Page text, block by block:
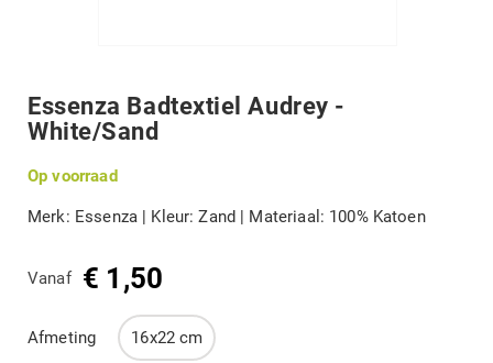
B-KEUZE
MERKEN
Mijn account
begin
van
afbeeldingengalerij
Essenza Badtextiel Audrey -
White/Sand
Op voorraad
Merk: Essenza | Kleur: Zand | Materiaal: 100% Katoen
Vanaf € 1,50
Afmeting 16x22 cm